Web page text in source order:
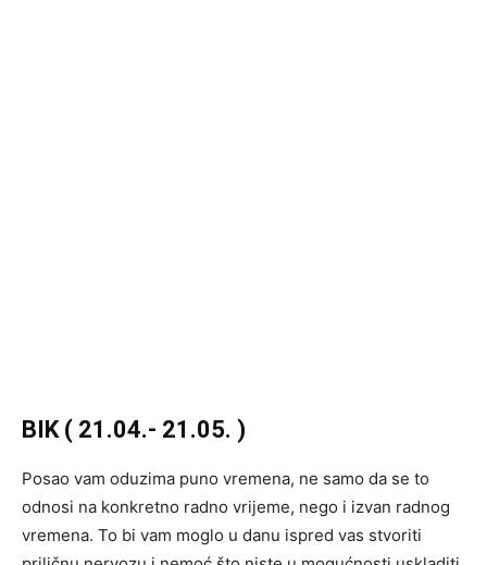
BIK ( 21.04.- 21.05. )
Posao vam oduzima puno vremena, ne samo da se to
odnosi na konkretno radno vrijeme, nego i izvan radnog
vremena. To bi vam moglo u danu ispred vas stvoriti